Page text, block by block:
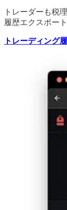
トレーダーも税
履歴エクスポー
トレーディング